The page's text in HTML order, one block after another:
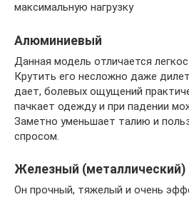
максимальную нагрузку
Алюминиевый
Данная модель отличается
Крутить его несложно даже
дает, болевых ощущений
пачкает одежду и при падении
Заметно уменьшает талию и
спросом.
Железный (металлический)
Он прочный, тяжелый и очень